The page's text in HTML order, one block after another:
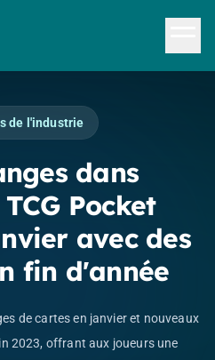
de l'industrie
dans
Pocket
avec des
fin d'année
de cartes en janvier et nouveaux
2023, offrant aux joueurs une